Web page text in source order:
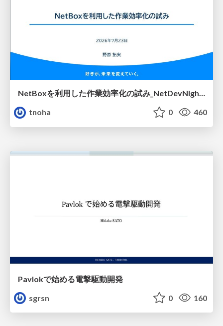
NetBoxを利用した作業効率化の試み_NetDevNight4
tnoha
0 460
Pavlokで始める電撃駆動開発
sgrsn
0 160